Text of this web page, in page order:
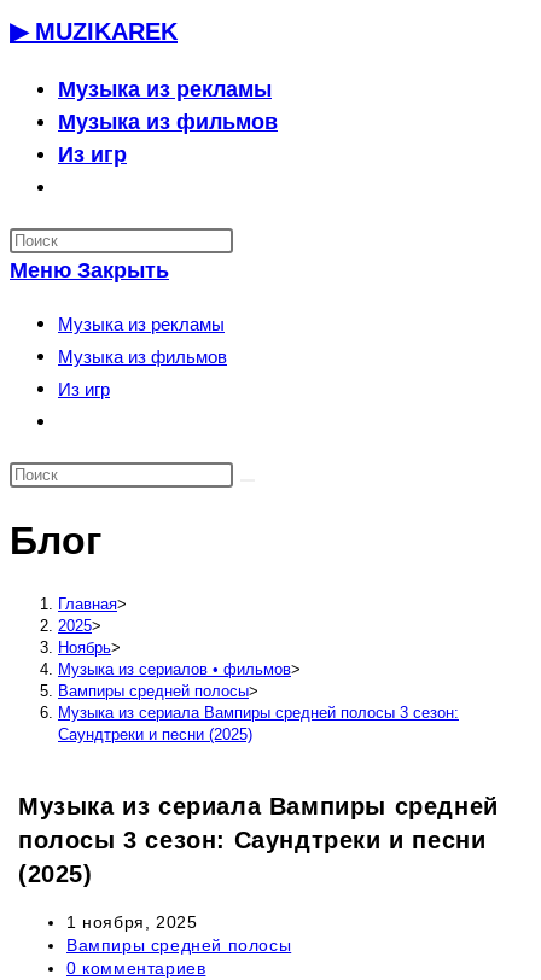
Перейти
содержимому
▶ MUZIKAREK
Музыка из рекламы
Музыка из фильмов
Из игр
по
веб-
сайту
Меню Закрыть
Музыка из рекламы
Музыка из фильмов
Из игр
по
сайту
Блог
Главная>
2025>
Ноябрь>
Музыка из сериалов • фильмов>
Вампиры средней полосы>
Музыка из сериала Вампиры средней полосы 3 сезон:
Саундтреки и песни (2025)
Музыка из сериала Вампиры средней
полосы 3 сезон: Саундтреки и песни
(2025)
Запись
опубликована:
1 ноября, 2025
Рубрика
записи:
Вампиры средней полосы
Комментарии
0 комментариев